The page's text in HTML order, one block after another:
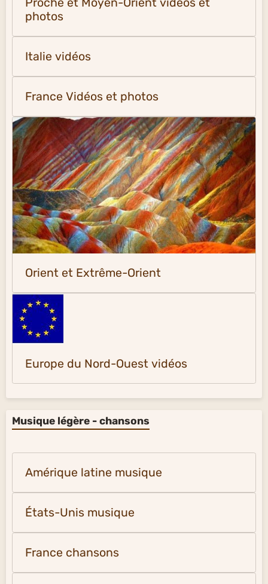
photos
Italie vidéos
France Vidéos et photos
Orient et Extrême-Orient
Europe du Nord-Ouest vidéos
Musique légère - chansons
Amérique latine musique
États-Unis musique
France chansons